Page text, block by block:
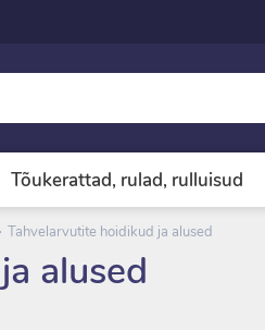
Tõukerattad, rulad, rulluisud
Tahvelarvutite hoidikud ja alused
alused